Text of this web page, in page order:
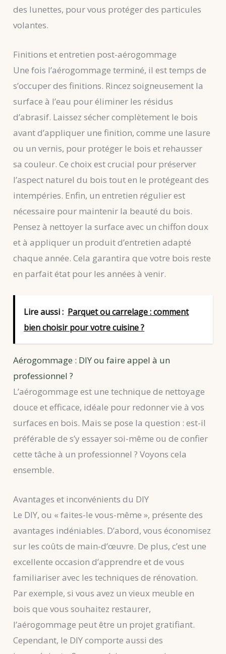
des lunettes, pour vous protéger des particules
volantes.
Finitions et entretien post-aérogommage
Une fois l’aérogommage terminé, il est temps de
s’occuper des finitions. Rincez soigneusement la
surface à l’eau pour éliminer les résidus
d’abrasif. Laissez sécher complètement le bois
avant d’appliquer une finition, comme une lasure
ou un vernis, pour protéger le bois et rehausser
sa couleur. Ce choix est crucial pour préserver
l’aspect naturel du bois tout en le protégeant des
intempéries. Enfin, un entretien régulier est
nécessaire pour maintenir la beauté du bois.
Pensez à nettoyer la surface avec un chiffon doux
et à appliquer un produit d’entretien adapté
chaque année. Cela garantira que votre bois reste
en parfait état pour les années à venir.
Lire aussi : Parquet ou carrelage : comment
bien choisir pour votre cuisine ?
Aérogommage : DIY ou faire appel à un
professionnel ?
L’aérogommage est une technique de nettoyage
douce et efficace, idéale pour redonner vie à vos
surfaces en bois. Mais se pose la question : est-il
préférable de s’y essayer soi-même ou de confier
cette tâche à un professionnel ? Voyons cela
ensemble.
Avantages et inconvénients du DIY
Le DIY, ou « faites-le vous-même », présente des
avantages indéniables. D’abord, vous économisez
sur les coûts de main-d’œuvre. De plus, c’est une
excellente occasion d’apprendre et de vous
familiariser avec les techniques de rénovation.
Par exemple, si vous avez un vieux meuble en
bois que vous souhaitez restaurer,
l’aérogommage peut être un projet gratifiant.
Cependant, le DIY comporte aussi des